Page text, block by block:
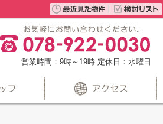
営業時間：9時～19時 定休日：水曜日